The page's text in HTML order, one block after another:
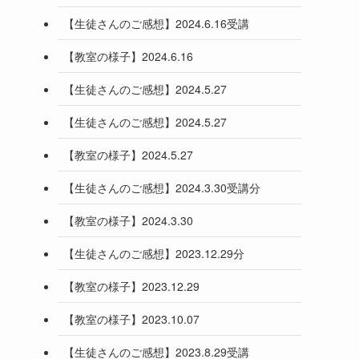
【生徒さんのご感想】2024.6.16受講
【教室の様子】2024.6.16
【生徒さんのご感想】2024.5.27
【生徒さんのご感想】2024.5.27
【教室の様子】2024.5.27
【生徒さんのご感想】2024.3.30受講分
【教室の様子】2024.3.30
【生徒さんのご感想】2023.12.29分
【教室の様子】2023.12.29
【教室の様子】2023.10.07
【生徒さんのご感想】2023.8.29受講